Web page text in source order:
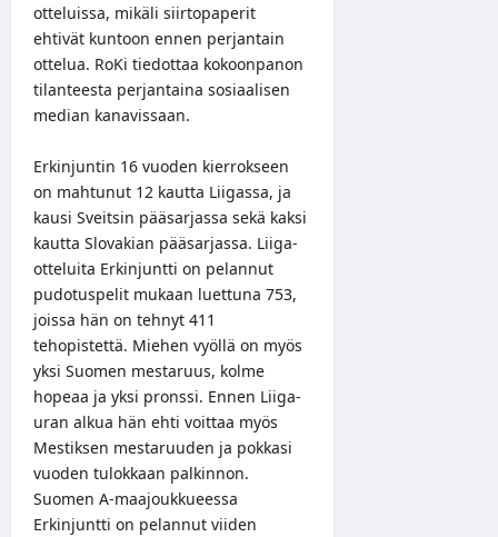
otteluissa, mikäli siirtopaperit
ehtivät kuntoon ennen perjantain
ottelua. RoKi tiedottaa kokoonpanon
tilanteesta perjantaina sosiaalisen
median kanavissaan.
Erkinjuntin 16 vuoden kierrokseen
on mahtunut 12 kautta Liigassa, ja
kausi Sveitsin pääsarjassa sekä kaksi
kautta Slovakian pääsarjassa. Liiga-
otteluita Erkinjuntti on pelannut
pudotuspelit mukaan luettuna 753,
joissa hän on tehnyt 411
tehopistettä. Miehen vyöllä on myös
yksi Suomen mestaruus, kolme
hopeaa ja yksi pronssi. Ennen Liiga-
uran alkua hän ehti voittaa myös
Mestiksen mestaruuden ja pokkasi
vuoden tulokkaan palkinnon.
Suomen A-maajoukkueessa
Erkinjuntti on pelannut viiden